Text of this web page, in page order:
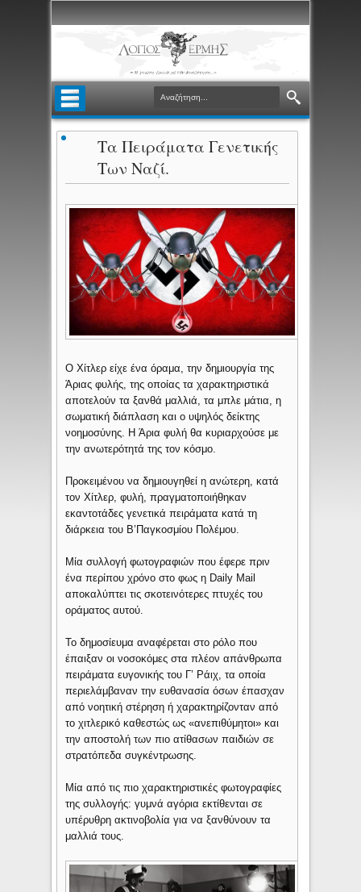
Τα Πειράματα Γενετικής
Των Ναζί.
Ο Χίτλερ είχε ένα όραμα, την δημιουργία της
Άριας φυλής, της οποίας τα χαρακτηριστικά
αποτελούν τα ξανθά μαλλιά, τα μπλε μάτια, η
σωματική διάπλαση και ο υψηλός δείκτης
νοημοσύνης. H Άρια φυλή θα κυριαρχούσε με
την ανωτερότητά της τον κόσμο.
Προκειμένου να δημιουγηθεί η ανώτερη, κατά
τον Χίτλερ, φυλή, πραγματοποιήθηκαν
εκαντοτάδες γενετικά πειράματα κατά τη
διάρκεια του Β’Παγκοσμίου Πολέμου.
Μία συλλογή φωτογραφιών που έφερε πριν
ένα περίπου χρόνο στο φως η Daily Mail
αποκαλύπτει τις σκοτεινότερες πτυχές του
οράματος αυτού.
Το δημοσίευμα αναφέρεται στο ρόλο που
έπαιξαν οι νοσοκόμες στα πλέον απάνθρωπα
πειράματα ευγονικής του Γ’ Ράιχ, τα οποία
περιελάμβαναν την ευθανασία όσων έπασχαν
από νοητική στέρηση ή χαρακτηρίζονταν από
το χιτλερικό καθεστώς ως «ανεπιθύμητοι» και
την αποστολή των πιο ατίθασων παιδιών σε
στρατόπεδα συγκέντρωσης.
Μία από τις πιο χαρακτηριστικές φωτογραφίες
της συλλογής: γυμνά αγόρια εκτίθενται σε
υπέρυθρη ακτινοβολία για να ξανθύνουν τα
μαλλιά τους.